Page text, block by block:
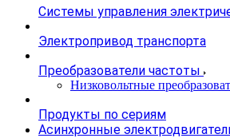
Системы управления
Электропривод транспорта
Преобразователи частоты
Низковольтные
Продукты по сериям
Асинхронные